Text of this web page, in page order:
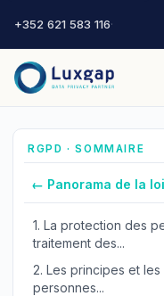
+352 621 583 116·
RGPD · SOMMAIRE
← Panorama de la loi
1. La protection des
traitement des...
2. Les principes et
personnes...